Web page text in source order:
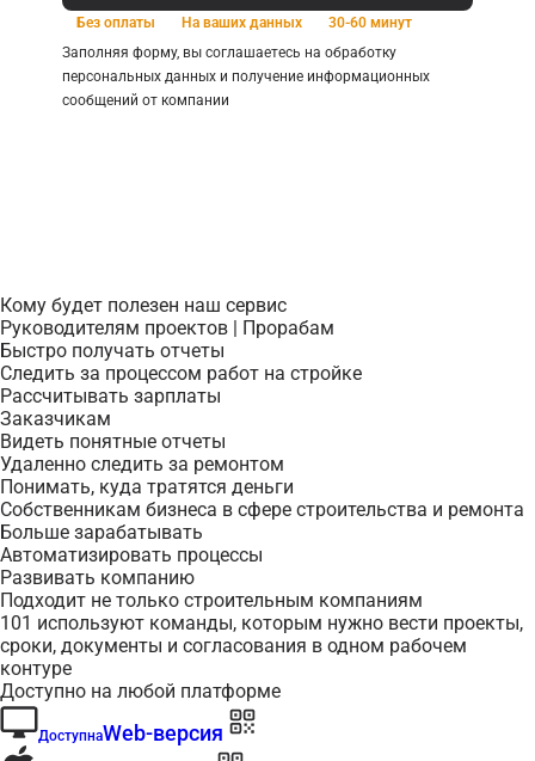
Без оплаты На ваших данных
30-60 минут
Заполняя форму, вы соглашаетесь на обработку
персональных данных и получение информационных
сообщений от компании
Кому будет полезен наш сервис
Руководителям проектов | Прорабам
Быстро получать отчеты
Следить за процессом работ на стройке
Рассчитывать зарплаты
Заказчикам
Видеть понятные отчеты
Удаленно следить за ремонтом
Понимать, куда тратятся деньги
Собственникам бизнеса в сфере строительства и ремонта
Больше зарабатывать
Автоматизировать процессы
Развивать компанию
Подходит не только строительным компаниям
101 используют команды, которым нужно вести проекты,
сроки, документы и согласования в одном рабочем
контуре
Доступно на любой платформе
ДоступнаWeb-версия